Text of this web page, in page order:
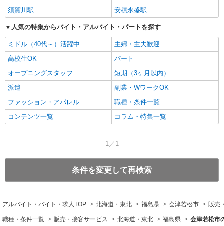
須賀川駅
安積永盛駅
人気の特集からバイト・アルバイト・パートを探す
ミドル（40代～）活躍中
主婦・主夫歓迎
高校生OK
パート
オープニングスタッフ
短期（3ヶ月以内）
派遣
副業・WワークOK
ファッション・アパレル
職種・条件一覧
コンテンツ一覧
コラム・特集一覧
1／1
条件を変更して再検索
アルバイト・バイト・求人TOP 北海道・東北 福島県 会津若松市 販売
職種・条件一覧 販売・接客サービス 北海道・東北 福島県 会津若松市